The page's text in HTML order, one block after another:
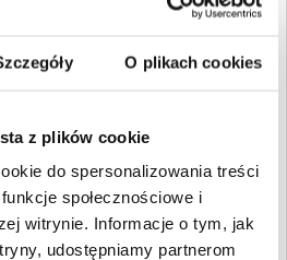
O plikach cookies
z plików cookie
do spersonalizowania treści
społecznościowe i
witrynie. Informacje o tym, jak
udostępniamy partnerom
REGON:
161528680
KRS:0000460293
1. Gospodarcze
Wartość:2 247,80 PLN
Data wymagalności: 20
września 2019